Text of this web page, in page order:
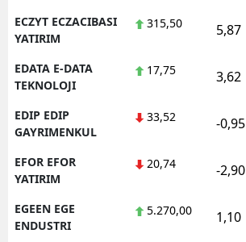
ECZYT ECZACIBASI
YATIRIM
315,50 5,87
EDATA E-DATA
TEKNOLOJI
17,75 3,62
EDIP EDIP
GAYRIMENKUL
33,52 -0,95
EFOR EFOR
YATIRIM
20,74 -2,90
EGEEN EGE
ENDUSTRI
5.270,00 1,10